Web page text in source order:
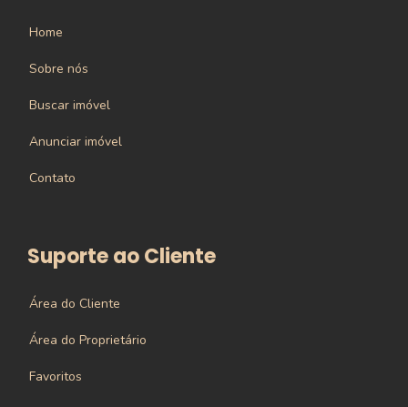
Home
Sobre nós
Buscar imóvel
Anunciar imóvel
Contato
Suporte ao Cliente
Área do Cliente
Área do Proprietário
Favoritos